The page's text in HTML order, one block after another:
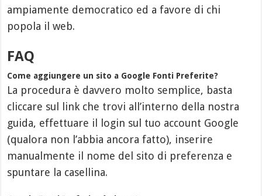
ampiamente democratico ed a favore di chi
popola il web.
FAQ
Come aggiungere un sito a Google Fonti Preferite?
La procedura è davvero molto semplice, basta
cliccare sul link che trovi all’interno della nostra
guida, effettuare il login sul tuo account Google
(qualora non l’abbia ancora fatto), inserire
manualmente il nome del sito di preferenza e
spuntare la casellina.